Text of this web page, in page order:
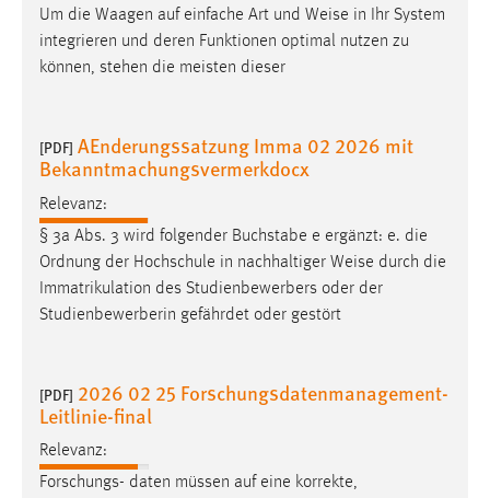
Um die Waagen auf einfache Art und Weise in Ihr System
integrieren und deren Funktionen optimal nutzen zu
können, stehen die meisten dieser
[PDF] AEnderungssatzung Imma 02 2026 mit
Bekanntmachungsvermerkdocx
Relevanz:
§ 3a Abs. 3 wird folgender Buchstabe e ergänzt: e. die
Ordnung der Hochschule in nachhaltiger Weise durch die
Immatrikulation des Studienbewerbers oder der
Studienbewerberin gefährdet oder gestört
[PDF] 2026 02 25 Forschungsdatenmanagement-
Leitlinie-final
Relevanz:
Forschungs- daten müssen auf eine korrekte,